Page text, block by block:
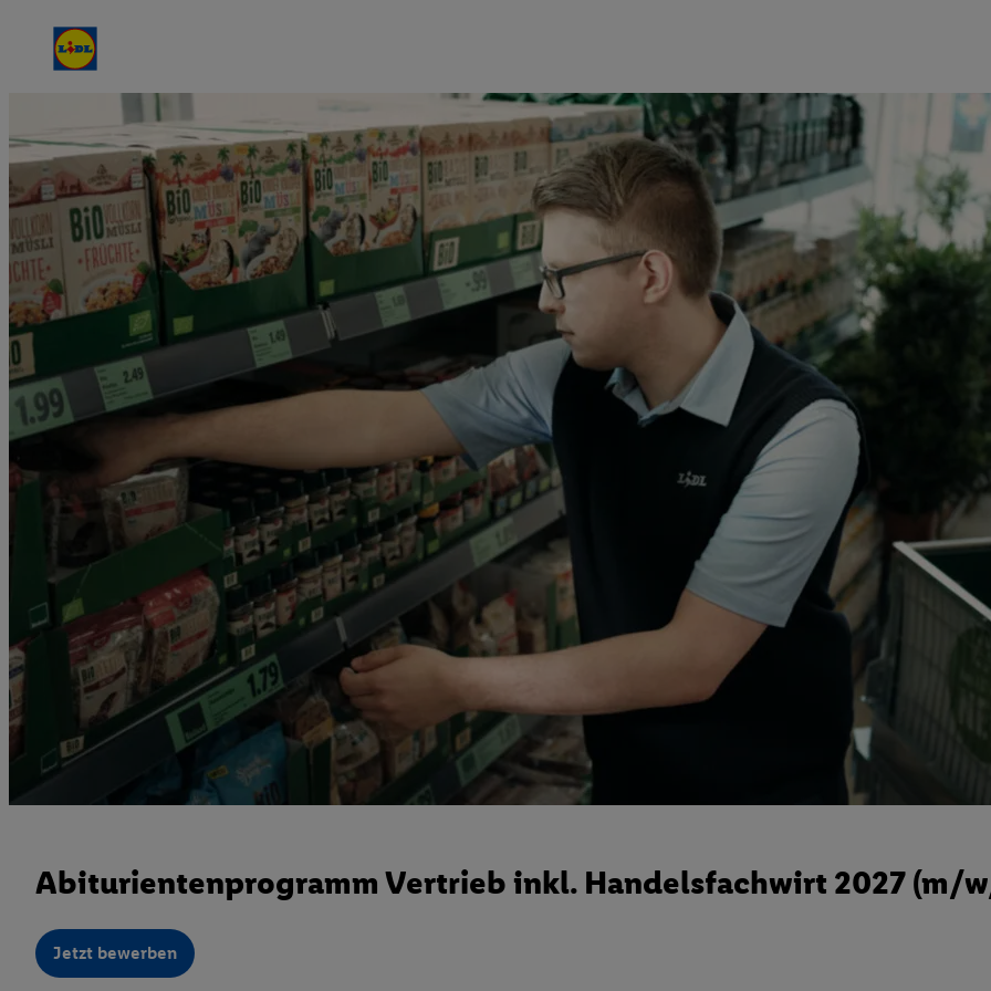
Abiturientenprogramm Vertrieb inkl. Handelsfachwirt 2027 (m/
Jetzt bewerben